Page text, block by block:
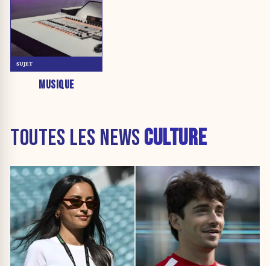
MUSIQUE
SUJET
TOUTES LES NEWSCULTURE